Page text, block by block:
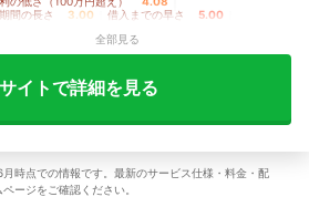
間の長さ 3.00 借入までの早さ 5.00
全部見る
イトで詳細を見る
時点での情報です。最新のサービス仕様・料金・配
ージをご確認ください。